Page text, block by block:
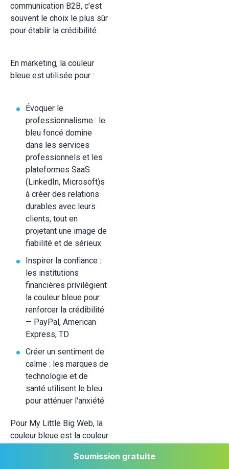
communication B2B, c'est
souvent le choix le plus sûr
pour établir la crédibilité.
En marketing, la couleur
bleue est utilisée pour :
Évoquer le
professionnalisme : le
bleu foncé domine
dans les services
professionnels et les
plateformes SaaS
(LinkedIn, Microsoft)s
à créer des relations
durables avec leurs
clients, tout en
projetant une image de
fiabilité et de sérieux.
Inspirer la confiance :
les institutions
financières privilégient
la couleur bleue pour
renforcer la crédibilité
— PayPal, American
Express, TD
Créer un sentiment de
calme : les marques de
technologie et de
santé utilisent le bleu
pour atténuer l'anxiété
Pour My Little Big Web, la
couleur bleue est la couleur
véhiculer expertise, fiabilitéSoumission gratuite